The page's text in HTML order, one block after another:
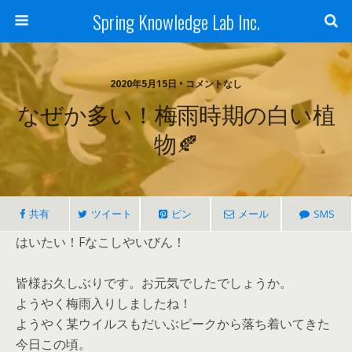
Spring Knowledge Lab Inc.
2020年5月15日 • コメントなし
なぜか多い！梅雨時期の白い植
物🍂
共有 ツイート ピン メール SMS
はいたい！Fなこしやいびん！
皆様お久しぶりです。お元気でしたでしょうか。
ようやく梅雨入りしましたね！
ようやく某ウイルスもだいぶピークから落ち着いてきた
今日この頃。